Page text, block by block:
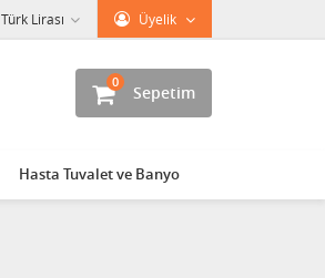
Üyelik
Türk Lirası
Sepetim
0
Hasta Tuvalet ve Banyo